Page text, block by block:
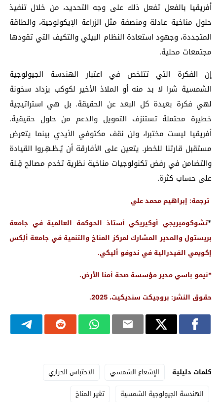
أفريقيا بالفعل تفعل ذلك على وجه التحديد، من خلال تنفيذ
حلول مناخية عادلة ومنصفة مثل الزراعة الإيكولوجية، والطاقة
المتجددة، وجهود استعادة النظام البيئي والتكيف التي تقودها
مجتمعات محلية.
إن الفكرة التي تتلخص في اعتبار الهندسة الجيولوجية
الشمسية شرا لا بد منه أو الملاذ الأخير لكوكب يزداد سخونة
لهي فكرة بعيدة كل البعد عن الحقيقة. بل هي استراتيجية
خطيرة محتملة تستنزف التمويل والدعم من حلول حقيقية.
أفريقيا ليست مختبرا، ولن نقف مكتوفي الأيدي بينما يتعرض
مستقبل قارتنا للخطر. يتعين على الأفارقة أن يُـظـهِـروا القيادة
والتضامن في رفض تكنولوجيات مناخية نظرية تخدم مصالح قِـلة
على حساب كثرة.
ترجمة: إبراهيم محمد علي
*تشوكوميريجي أوكيريكي أستاذ الحوكمة العالمية في جامعة
بريستول والمدير المشارك لمركز المناخ والتنمية في جامعة ألِكس
إكويمي الفيدرالية في ندوفو أليكي.
*نيمو باسي مدير مؤسسة صحة أمنا الأرض.
حقوق النشر: بروجيكت سنديكيت، 2025.
كلمات دليلية الإشعاع الشمسي
الاحتباس الحراري
الهندسة الجيولوجية الشمسية
تغير المناخ